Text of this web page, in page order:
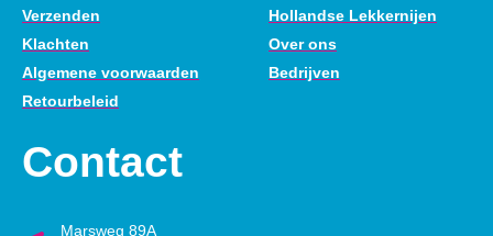
Verzenden
Klachten
Algemene voorwaarden
Retourbeleid
Hollandse Lekkernijen
Over ons
Bedrijven
Contact
Marsweg 89A